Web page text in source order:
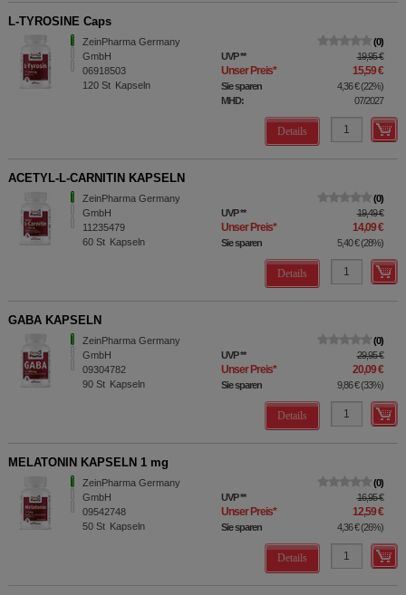
L-TYROSINE Caps
ZeinPharma Germany
GmbH
06918503
120 St Kapseln
0
UVP** 19,95 €
Unser Preis* 15,59 €
Sie sparen 4,36 €(22%)
MHD:
07/2027
Details
ACETYL-L-CARNITIN KAPSELN
ZeinPharma Germany
GmbH
11235479
60 St Kapseln
0
UVP** 19,49 €
Unser Preis* 14,09 €
Sie sparen 5,40 €(28%)
Details
GABA KAPSELN
ZeinPharma Germany
GmbH
09304782
90 St Kapseln
0
UVP** 29,95 €
Unser Preis* 20,09 €
Sie sparen 9,86 €(33%)
Details
MELATONIN KAPSELN 1 mg
ZeinPharma Germany
GmbH
09542748
50 St Kapseln
0
UVP** 16,95 €
Unser Preis* 12,59 €
Sie sparen 4,36 €(26%)
Details